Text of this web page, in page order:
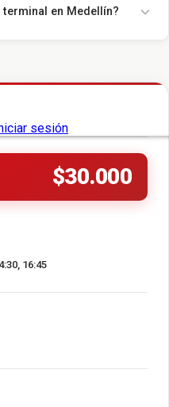
en Medellín?
$30.000
16:45